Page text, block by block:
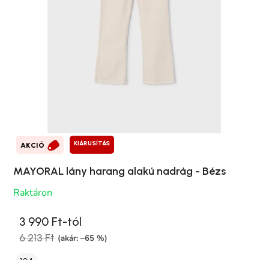
AKCIÓ KIÁRUSÍTÁS
MAYORAL lány harang alakú nadrág - Bézs
Raktáron
3 990 Ft-tól
6 213 Ft (akár: –65 %)